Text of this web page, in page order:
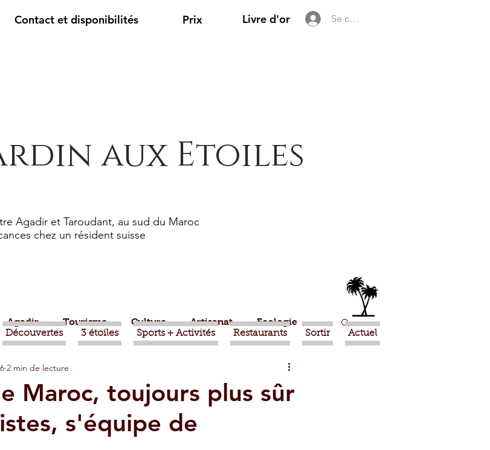
Contact et disponibilités Prix Livre d'or Se connecter
aux Etoiles
Agadir et Taroudant, au sud du Maroc
chez un résident suisse
Découvertes 3 étoiles Sports + Activités Restaurants Sortir Actuel
Agadir Tourisme Culture Artisanat Ecologie
Taroudant
VI Economie Déconseillé
Maroc, toujours plus sûr
s'équipe de
2 min de lecture